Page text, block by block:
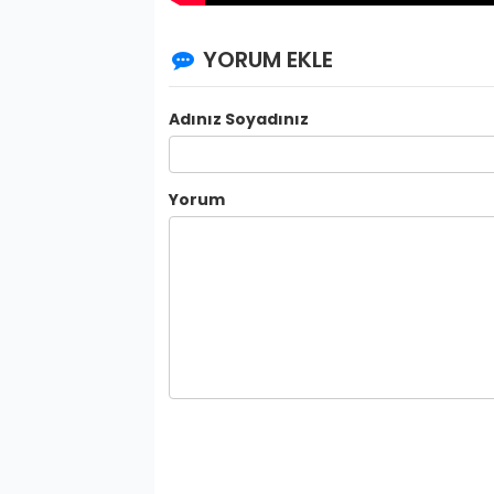
YORUM EKLE
Adınız Soyadınız
Yorum